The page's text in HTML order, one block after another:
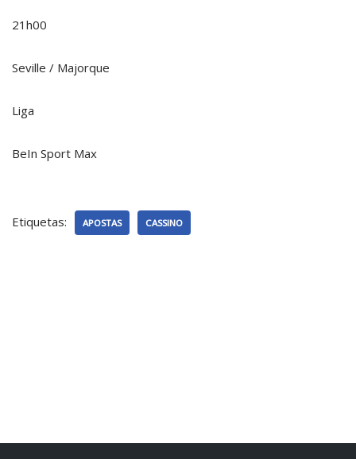
21h00
Seville / Majorque
Liga
BeIn Sport Max
Etiquetas: APOSTAS CASSINO